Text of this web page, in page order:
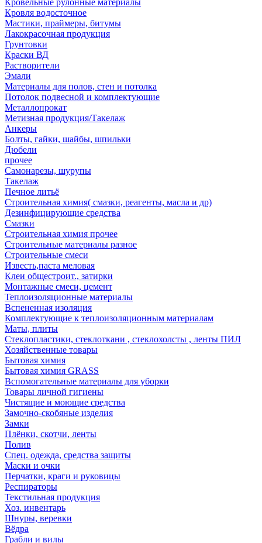
Кровельные рулонные материалы
Кровля водосточное
Мастики, праймеры, битумы
Лакокрасочная продукция
Грунтовки
Краски ВД
Растворители
Эмали
Материалы для полов, стен и потолка
Потолок подвесной и комплектующие
Металлопрокат
Метизная продукция/Такелаж
Анкеры
Болты, гайки, шайбы, шпильки
Дюбели
прочее
Самонарезы, шурупы
Такелаж
Печное литьё
Строительная химия( смазки, реагенты, масла и др)
Дезинфицирующие средства
Смазки
Строительная химия прочее
Строительные материалы разное
Строительные смеси
Известь,паста меловая
Клеи общестроит., затирки
Монтажные смеси, цемент
Теплоизоляционные материалы
Вспененная изоляция
Комплектующие к теплоизоляционным материалам
Маты, плиты
Стеклопластики, стеклоткани , стеклохолсты , ленты ПИЛ
Хозяйственные товары
Бытовая химия
Бытовая химия GRASS
Вспомогательные материалы для уборки
Товары личной гигиены
Чистящие и моющие средства
Замочно-скобяные изделия
Замки
Плёнки, скотчи, ленты
Полив
Спец. одежда, средства защиты
Маски и очки
Перчатки, краги и руковицы
Респираторы
Текстильная продукция
Хоз. инвентарь
Шнуры, веревки
Вёдра
Грабли и вилы